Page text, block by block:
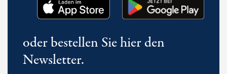
oder bestellen Sie hier den
Newsletter.